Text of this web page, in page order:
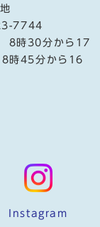
7744
8時30分から17
時45分から16
Instagram